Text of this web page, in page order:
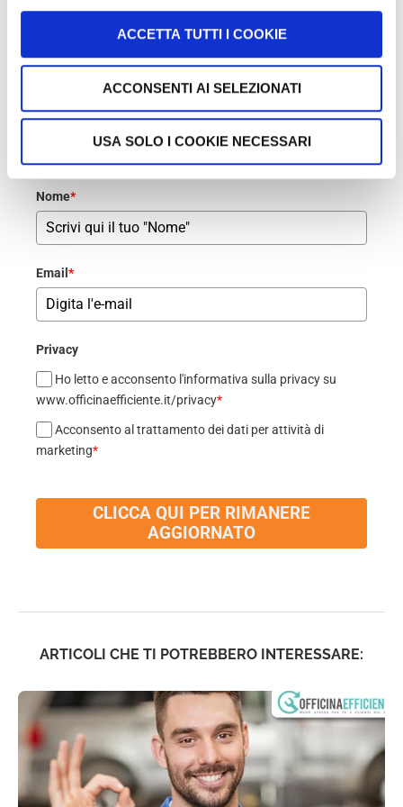
ACCETTA TUTTI I COOKIE
ACCONSENTI AI SELEZIONATI
USA SOLO I COOKIE NECESSARI
Vuoi rimanere aggiornato su Che cos’è Officina
Efficiente e dove andrà??
compila il modulo qui sotto!
Nome*
Email *
Privacy
Ho letto e acconsento l'informativa sulla privacy su
www.officinaefficiente.it/privacy*
Acconsento al trattamento dei dati per attività di
marketing*
CLICCA QUI PER RIMANERE
AGGIORNATO
ARTICOLI CHE TI POTREBBERO INTERESSARE: